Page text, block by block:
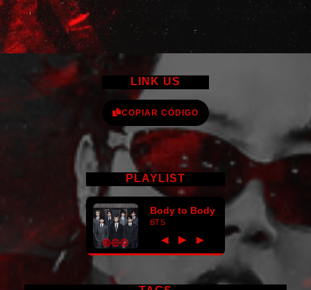
LINK US
COPIAR CÓDIGO
PLAYLIST
Body to Body
BTS
◀ ► ▶